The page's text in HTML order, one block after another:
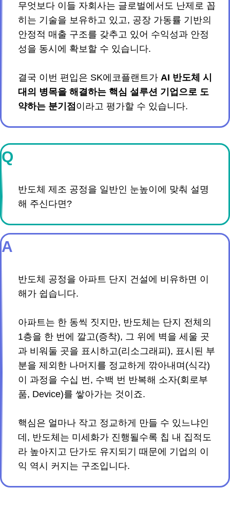
무엇보다 이들 자회사는 글로벌에서도 난제로 꼽
히는 기술을 보유하고 있고, 공장 가동률 기반의
안정적 매출 구조를 갖추고 있어 수익성과 안정
성을 동시에 확보할 수 있습니다.
결국 이번 편입은 SK에코플랜트가 AI 반도체 시
대의 병목을 해결하는 핵심 설루션 기업으로 도
약하는 분기점 이라고 평가할 수 있습니다.
Q
반도체 제조 공정을 일반인 눈높이에 맞춰 설명
해 주신다면?
A
반도체 공정을 아파트 단지 건설에 비유하면 이
해가 쉽습니다.
아파트는 한 동씩 짓지만, 반도체는 단지 전체의
1층을 한 번에 깔고(증착), 그 위에 벽을 세울 곳
과 비워둘 곳을 표시하고(리소그래피), 표시된 부
분을 제외한 나머지를 정교하게 깎아내며(식각)
이 과정을 수십 번, 수백 번 반복해 소자(회로부
품, Device)를 쌓아가는 것이죠.
핵심은 얼마나 작고 정교하게 만들 수 있느냐인
데, 반도체는 미세화가 진행될수록 칩 내 집적도
라 높아지고 단가도 유지되기 때문에 기업의 이
익 역시 커지는 구조입니다.